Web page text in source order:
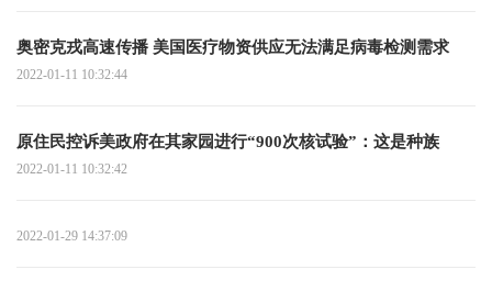
奥密克戎高速传播 美国医疗物资供应无法满足病毒检测需求
2022-01-11 10:32:44
原住民控诉美政府在其家园进行“900次核试验”：这是种族
2022-01-11 10:32:42
2022-01-29 14:37:09